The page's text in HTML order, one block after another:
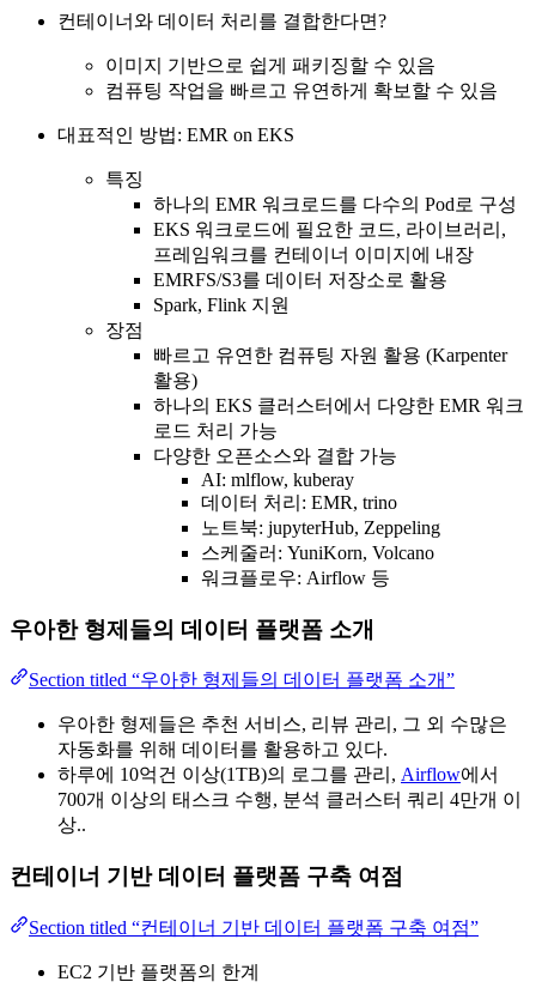
컨테이너와 데이터 처리를 결합한다면?
이미지 기반으로 쉽게 패키징할 수 있음
컴퓨팅 작업을 빠르고 유연하게 확보할 수 있음
대표적인 방법: EMR on EKS
특징
하나의 EMR 워크로드를 다수의 Pod로 구성
EKS 워크로드에 필요한 코드, 라이브러리,
프레임워크를 컨테이너 이미지에 내장
EMRFS/S3를 데이터 저장소로 활용
Spark, Flink 지원
장점
빠르고 유연한 컴퓨팅 자원 활용 (Karpenter
활용)
하나의 EKS 클러스터에서 다양한 EMR 워크
로드 처리 가능
다양한 오픈소스와 결합 가능
AI: mlflow, kuberay
데이터 처리: EMR, trino
노트북: jupyterHub, Zeppeling
스케줄러: YuniKorn, Volcano
워크플로우: Airflow 등
우아한 형제들의 데이터 플랫폼 소개
Section titled “우아한 형제들의 데이터 플랫폼 소개”
우아한 형제들은 추천 서비스, 리뷰 관리, 그 외 수많은
자동화를 위해 데이터를 활용하고 있다.
하루에 10억건 이상(1TB)의 로그를 관리, Airflow에서
700개 이상의 태스크 수행, 분석 클러스터 쿼리 4만개 이
상..
컨테이너 기반 데이터 플랫폼 구축 여점
Section titled “컨테이너 기반 데이터 플랫폼 구축 여점”
EC2 기반 플랫폼의 한계